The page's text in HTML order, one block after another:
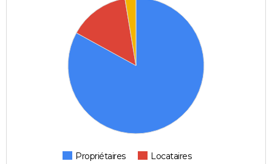
Propriétaires
Locataires